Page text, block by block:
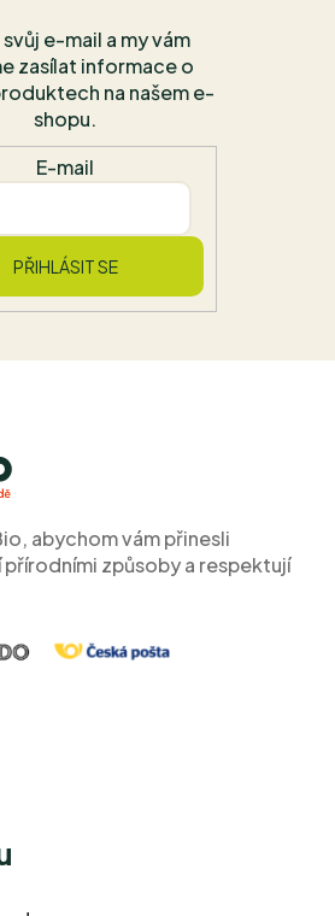
e-mail a my vám
zasílat informace o
na našem e-
shopu.
E-mail
PŘIHLÁSIT SE
abychom vám přinesli
způsoby a respektují